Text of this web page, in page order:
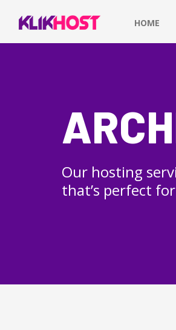
HOME
Our hosting
that’s perfect